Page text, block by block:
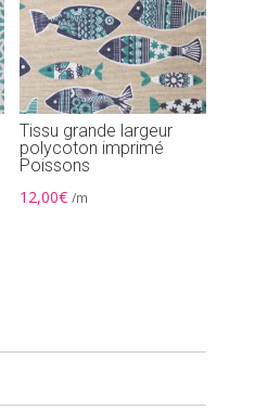
Tissu grande largeur
polycoton imprimé
Poissons
12,00€ /m